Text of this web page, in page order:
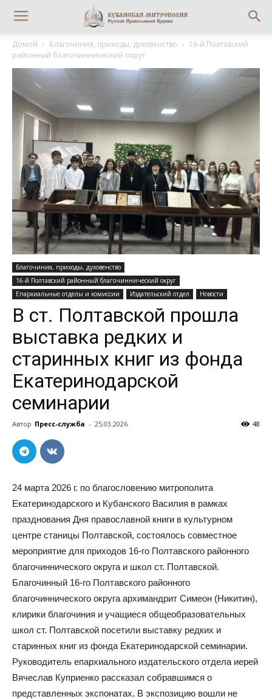
Домой Благочиния, приходы, духовенство
16-й Полтавский
районный благочиннический округ
Благочиния, приходы, духовенство
16-й Полтавский районный благочиннический округ
Епархиальные отделы и комиссии
Издательский отдел Новости
В ст. Полтавской прошла
выставка редких и
старинных книг из фонда
Екатеринодарской
семинарии
Автор Пресс-служба - 25.03.2026 48
24 марта 2026 г. по благословению митрополита
Екатеринодарского и Кубанского Василия в рамках
празднования Дня православной книги в культурном
центре станицы Полтавской, состоялось совместное
мероприятие для приходов 16-го Полтавского районного
благочиннического округа и школ ст. Полтавской.
Благочинный 16-го Полтавского районного
благочиннического округа архимандрит Симеон (Никитин),
клирики благочиния и учащиеся общеобразовательных
школ ст. Полтавской посетили выставку редких и
старинных книг из фонда Екатеринодарской семинарии.
Руководитель епархиального издательского отдела иерей
Вячеслав Куприенко рассказал собравшимся о
представленных экспонатах. В экспозицию вошли не